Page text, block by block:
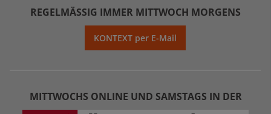
REGELMÄSSIG IMMER MITTWOCH MORGENS
KONTEXT per E-Mail
MITTWOCHS ONLINE UND SAMSTAGS IN DER